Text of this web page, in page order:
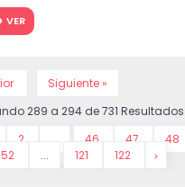
institucional, social y
Por orden de elegibilidad, para
siguientes 25 seleccionados.
VER
Siguiente »
289 a 294 de731 Resultados
2 46 47 48
52 ... 121 122